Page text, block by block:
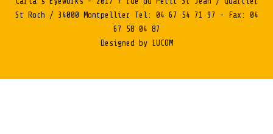
St Roch / 34000 Montpellier Tel: 04 67 54 71 97 - Fax: 04
67 58 04 87
Designed by LUCOM